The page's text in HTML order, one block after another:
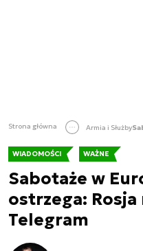
Strona główna Armia i Służby
WIADOMOŚCI WAŻNE
Sabotaże w
ostrzega:
Telegram